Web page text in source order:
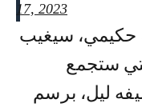
17, 2023
حكيمي، سيغيب
ستجمع
ليل، برسم